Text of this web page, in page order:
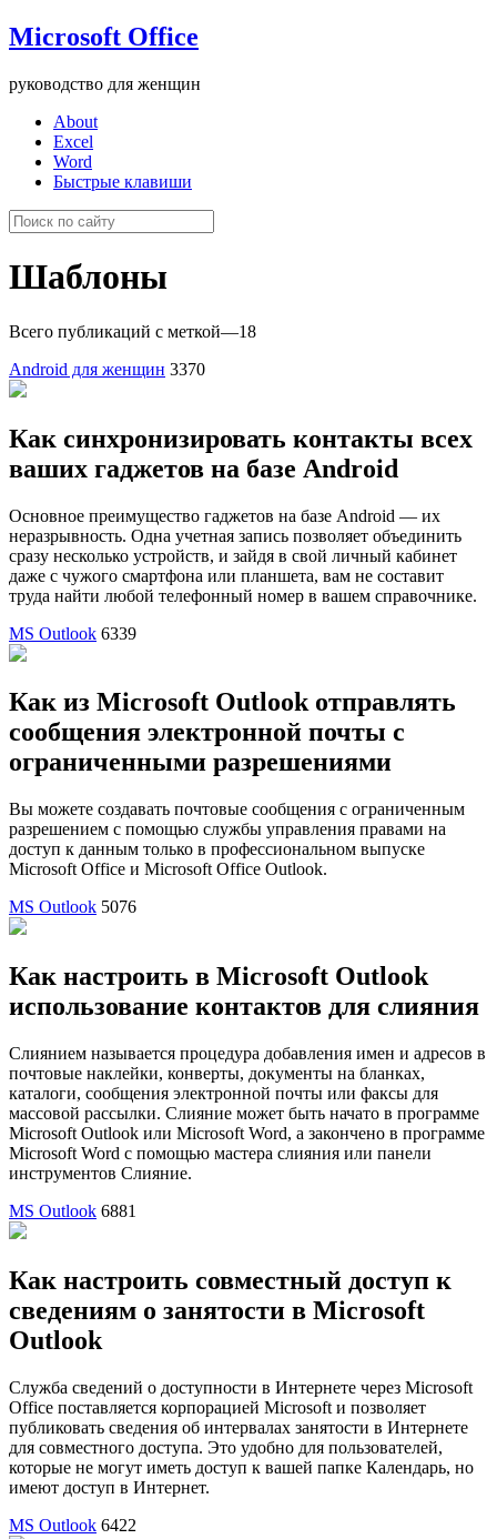
Microsoft Office
руководство для женщин
About
Excel
Word
Быстрые клавиши
Шаблоны
Всего публикаций с меткой—18
Android для женщин 3370
Как синхронизировать контакты всех
ваших гаджетов на базе Android
Основное преимущество гаджетов на базе Android — их
неразрывность. Одна учетная запись позволяет объединить
сразу несколько устройств, и зайдя в свой личный кабинет
даже с чужого смартфона или планшета, вам не составит
труда найти любой телефонный номер в вашем справочнике.
MS Outlook 6339
Как из Microsoft Outlook отправлять
сообщения электронной почты с
ограниченными разрешениями
Вы можете создавать почтовые сообщения с ограниченным
разрешением с помощью службы управления правами на
доступ к данным только в профессиональном выпуске
Microsoft Office и Microsoft Office Outlook.
MS Outlook 5076
Как настроить в Microsoft Outlook
использование контактов для слияния
Слиянием называется процедура добавления имен и адресов в
почтовые наклейки, конверты, документы на бланках,
каталоги, сообщения электронной почты или факсы для
массовой рассылки. Слияние может быть начато в программе
Microsoft Outlook или Microsoft Word, а закончено в программе
Microsoft Word с помощью мастера слияния или панели
инструментов Слияние.
MS Outlook 6881
Как настроить совместный доступ к
сведениям о занятости в Microsoft
Outlook
Служба сведений о доступности в Интернете через Microsoft
Office поставляется корпорацией Microsoft и позволяет
публиковать сведения об интервалах занятости в Интернете
для совместного доступа. Это удобно для пользователей,
которые не могут иметь доступ к вашей папке Календарь, но
имеют доступ в Интернет.
MS Outlook 6422